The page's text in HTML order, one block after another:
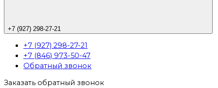
+7 (927) 298-27-21
+7 (927) 298-27-21
+7 (846) 973-50-47
Обратный звонок
Заказать обратный звонок